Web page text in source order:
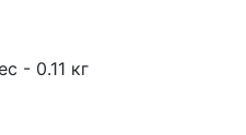
- 0.11 кг